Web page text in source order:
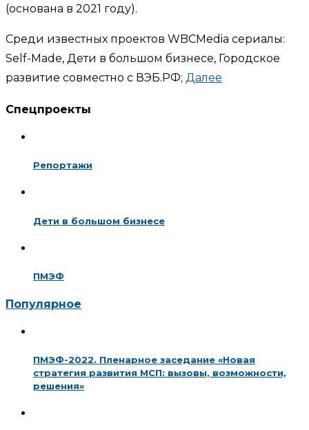
(основана в 2021 году).
Среди известных проектов WBCMedia сериалы:
Self-Made, Дети в большом бизнесе, Городское
развитие совместно с ВЭБ.РФ; Далее
Спецпроекты
Репортажи
Дети в большом бизнесе
ПМЭФ
Популярное
ПМЭФ-2022. Пленарное заседание «Новая
стратегия развития МСП: вызовы, возможности,
решения»